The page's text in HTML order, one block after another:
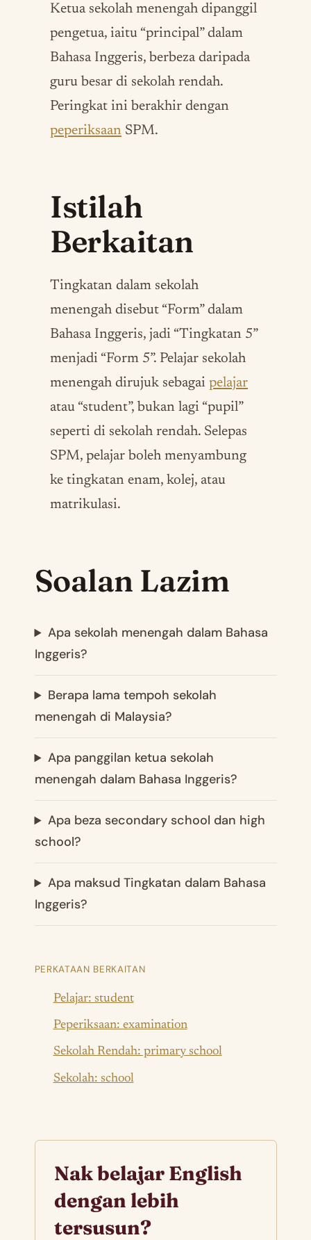
Ketua sekolah menengah dipanggil
pengetua, iaitu “principal” dalam
Bahasa Inggeris, berbeza daripada
guru besar di sekolah rendah.
Peringkat ini berakhir dengan
peperiksaan SPM.
Istilah
Berkaitan
Tingkatan dalam sekolah
menengah disebut “Form” dalam
Bahasa Inggeris, jadi “Tingkatan 5”
menjadi “Form 5”. Pelajar sekolah
menengah dirujuk sebagai pelajar
atau “student”, bukan lagi “pupil”
seperti di sekolah rendah. Selepas
SPM, pelajar boleh menyambung
ke tingkatan enam, kolej, atau
matrikulasi.
Soalan Lazim
Apa sekolah menengah dalam Bahasa
Inggeris?
Berapa lama tempoh sekolah
menengah di Malaysia?
Apa panggilan ketua sekolah
menengah dalam Bahasa Inggeris?
Apa beza secondary school dan high
school?
Apa maksud Tingkatan dalam Bahasa
Inggeris?
PERKATAAN BERKAITAN
Pelajar: student
Peperiksaan: examination
Sekolah Rendah: primary school
Sekolah: school
Nak belajar English
dengan lebih
tersusun?